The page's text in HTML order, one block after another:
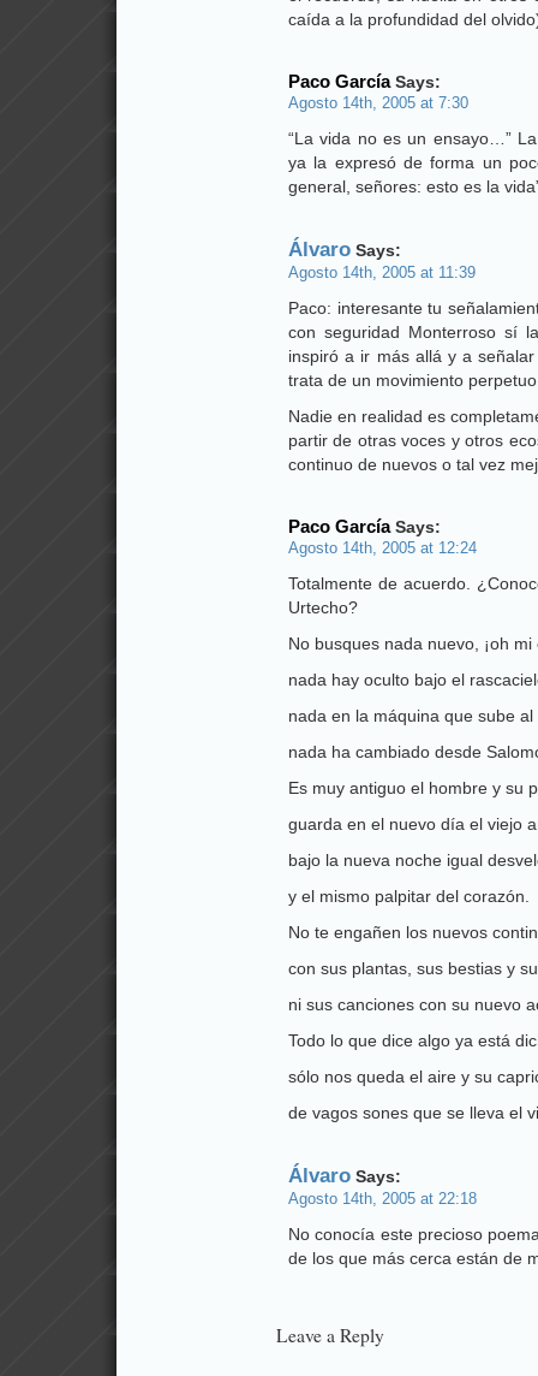
caída a la profundidad del
Paco GarcíaSays:
Agosto 14th, 2005 at 7:30
“La vida no es un ensayo…”
ya la expresó de forma un
general, señores: esto es la
Álvaro Says:
Agosto 14th, 2005 at 11:39
Paco: interesante tu
con seguridad Monterroso sí
inspiró a ir más allá y a
trata de un movimiento
Nadie en realidad es
partir de otras voces y otros
continuo de nuevos o tal vez
Paco GarcíaSays:
Agosto 14th, 2005 at 12:24
Totalmente de acuerdo.
Urtecho?
No busques nada nuevo, ¡oh mi
nada hay oculto bajo el
nada en la máquina que sube al
nada ha cambiado desde
Es muy antiguo el hombre y su
guarda en el nuevo día el viejo
bajo la nueva noche igual
y el mismo palpitar del corazón.
No te engañen los nuevos
con sus plantas, sus bestias y
ni sus canciones con su nuevo
Todo lo que dice algo ya está
sólo nos queda el aire y su
de vagos sones que se lleva el
Álvaro Says:
Agosto 14th, 2005 at 22:18
No conocía este precioso
de los que más cerca están de
Leave a Reply